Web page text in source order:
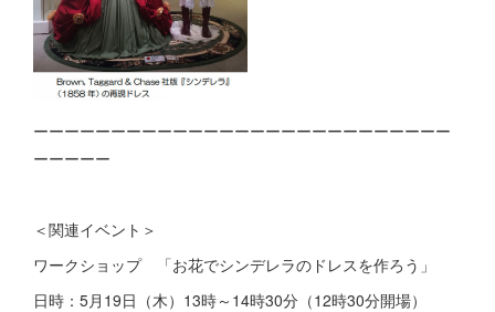
ーーーーーーーーーーーーーーーーーーーーーーーーーーー
ーーーーー
＜関連イベント＞
ワークショップ 「お花でシンデレラのドレスを作ろう」
日時：5月19日（木）13時～14時30分（12時30分開場）